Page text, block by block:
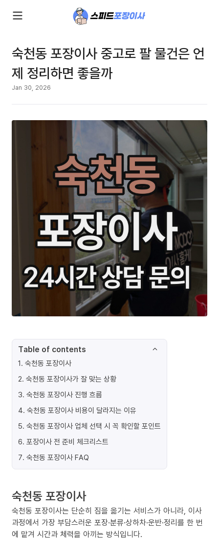
숙천동 포장이사 중고로 팔 물건은 언
제 정리하면 좋을까
Jan 30, 2026
Table of contents
1. 숙천동 포장이사
2. 숙천동 포장이사가 잘 맞는 상황
3. 숙천동 포장이사 진행 흐름
4. 숙천동 포장이사 비용이 달라지는 이유
5. 숙천동 포장이사 업체 선택 시 꼭 확인할 포인트
6. 포장이사 전 준비 체크리스트
7. 숙천동 포장이사 FAQ
숙천동 포장이사
숙천동 포장이사는 단순히 짐을 옮기는 서비스가 아니라, 이사
과정에서 가장 부담스러운 포장·분류·상하차·운반·정리를 한 번
에 맡겨 시간과 체력을 아끼는 방식입니다.